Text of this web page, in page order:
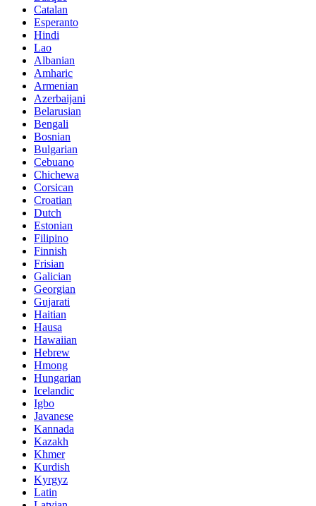
Catalan
Esperanto
Hindi
Lao
Albanian
Amharic
Armenian
Azerbaijani
Belarusian
Bengali
Bosnian
Bulgarian
Cebuano
Chichewa
Corsican
Croatian
Dutch
Estonian
Filipino
Finnish
Frisian
Galician
Georgian
Gujarati
Haitian
Hausa
Hawaiian
Hebrew
Hmong
Hungarian
Icelandic
Igbo
Javanese
Kannada
Kazakh
Khmer
Kurdish
Kyrgyz
Latin